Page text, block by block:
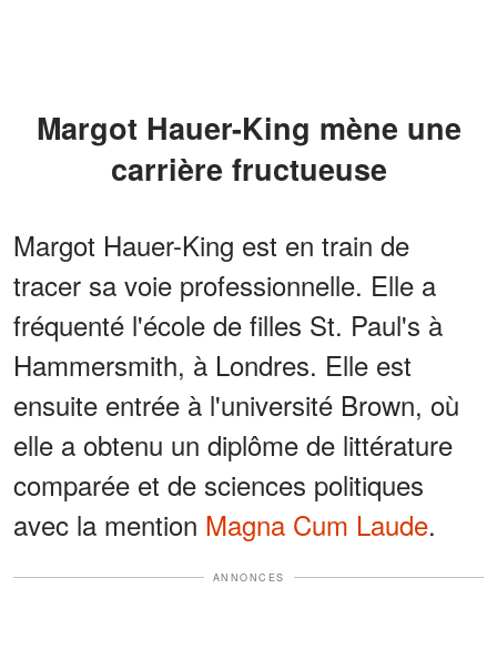
Margot Hauer-King mène une
carrière fructueuse
Margot Hauer-King est en train de
tracer sa voie professionnelle. Elle a
fréquenté l'école de filles St. Paul's à
Hammersmith, à Londres. Elle est
ensuite entrée à l'université Brown, où
elle a obtenu un diplôme de littérature
comparée et de sciences politiques
avec la mention Magna Cum Laude.
ANNONCES